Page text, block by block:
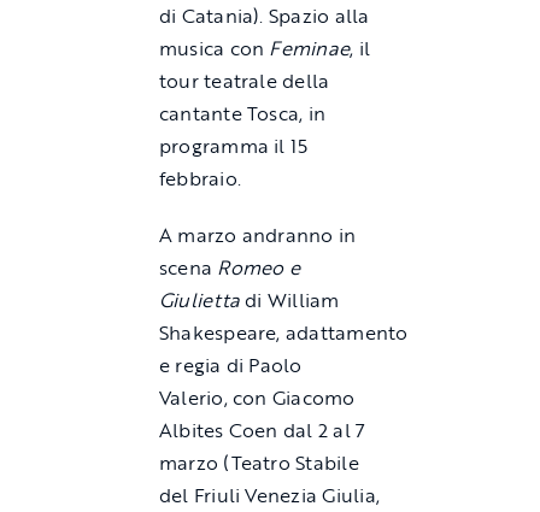
di Catania). Spazio alla
musica con Feminae, il
tour teatrale della
cantante Tosca, in
programma il 15
febbraio.
A marzo andranno in
scena Romeo e
Giulietta di William
Shakespeare, adattamento
e regia di Paolo
Valerio, con Giacomo
Albites Coen dal 2 al 7
marzo (Teatro Stabile
del Friuli Venezia Giulia,